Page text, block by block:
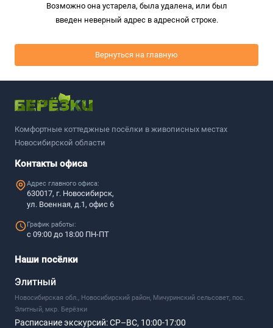
Возможно она устарела, была удалена, или был
введен неверный адрес в адресной строке.
Вернуться на главную
Комфортные коттеджные посёлки в живописных местах
Новосибирской области
Контакты офиса
Адрес главного офиса:
630017, г. Новосибирск,
ул. Военная, д.1, офис 6
График работы:
с 09:00 до 18:00 ПН-ПТ
Наши посёлки
Элитный
Новосибирская обл., Новосибирский район, Мичуринский сельсовет, пос.
Элитный, мкр. Берёзки
Расписание экскурсий:СР–ВС, 10:00-17:00